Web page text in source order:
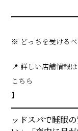
※ どっちを受ける
📍 詳しい店舗情報
こちら
】
ッドスパで睡眠